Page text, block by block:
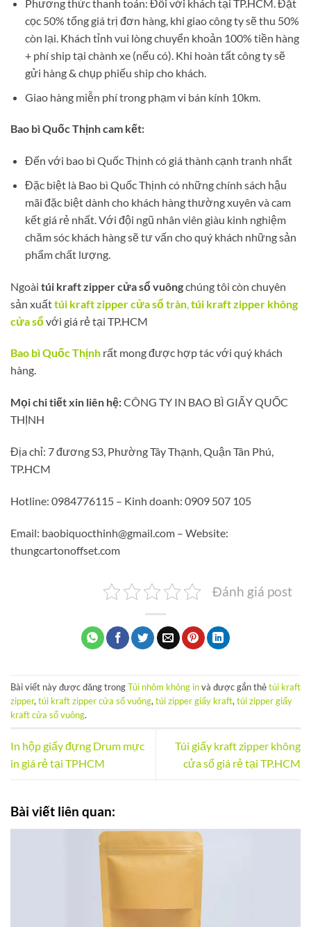
Phương thức thanh toán: Đối với khách tại TP.HCM. Đặt
cọc 50% tổng giá trị đơn hàng, khi giao công ty sẽ thu 50%
còn lại. Khách tỉnh vui lòng chuyển khoản 100% tiền hàng
+ phí ship tại chành xe (nếu có). Khi hoàn tất công ty sẽ
gửi hàng & chụp phiếu ship cho khách.
Giao hàng miễn phí trong phạm vi bán kính 10km.
Bao bì Quốc Thịnh cam kết:
Đến với bao bì Quốc Thịnh có giá thành cạnh tranh nhất
Đặc biệt là Bao bì Quốc Thịnh có những chính sách hậu
mãi đặc biệt dành cho khách hàng thường xuyên và cam
kết giá rẻ nhất. Với đội ngũ nhân viên giàu kinh nghiệm
chăm sóc khách hàng sẽ tư vấn cho quý khách những sản
phẩm chất lượng.
Ngoài túi kraft zipper cửa sổ vuôngchúng tôi còn chuyên
sản xuấttúi kraft zipper cửa sổ tràn túi kraft zipper không
cửa sổvới giá rẻ tại TP.HCM
Bao bì Quốc Thịnh rất mong được hợp tác với quý khách
hàng.
Mọi chi tiết xin liên hệ:CÔNG TY IN BAO BÌ GIẤY QUỐC
THỊNH
Địa chỉ: 7 đương S3, Phường Tây Thạnh, Quận Tân Phú,
TP.HCM
Hotline: 0984776115 – Kinh doanh: 0909 507 105
Email: baobiquocthinh@gmail.com – Website:
thungcartonoffset.com
Đánh giá post
Bài viết này được đăng trongTúi nhôm không invà được gắn thẻtúi kraft
zipper,túi kraft zipper cửa sổ vuông,túi zipper giấy kraft,túi zipper giấy
kraft cửa sổ vuông.
In hộp giấy đựng Drum mực
in giá rẻ tại TPHCM
Túi giấy kraft zipper không
cửa sổ giá rẻ tại TP.HCM
Bài viết liên quan: